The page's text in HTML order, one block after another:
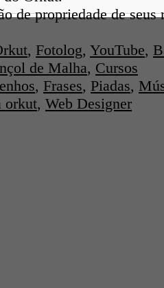
de propriedade de
, Fotolog, YouTube,
de Malha, Cursos
, Frases, Piadas,
orkut, Web Designer